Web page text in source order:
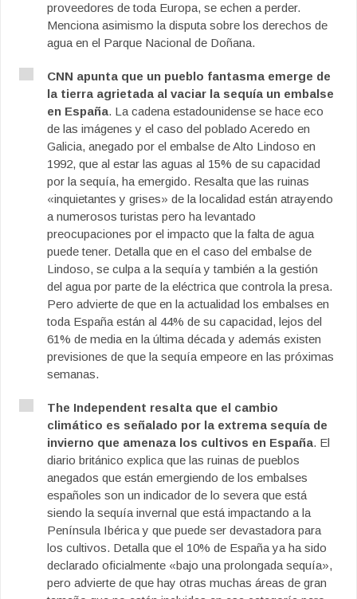
proveedores de toda Europa, se echen a perder.
Menciona asimismo la disputa sobre los derechos de
agua en el Parque Nacional de Doñana.
CNN apunta que un pueblo fantasma emerge de
la tierra agrietada al vaciar la sequía un embalse
en España. La cadena estadounidense se hace eco
de las imágenes y el caso del poblado Aceredo en
Galicia, anegado por el embalse de Alto Lindoso en
1992, que al estar las aguas al 15% de su capacidad
por la sequía, ha emergido. Resalta que las ruinas
«inquietantes y grises» de la localidad están atrayendo
a numerosos turistas pero ha levantado
preocupaciones por el impacto que la falta de agua
puede tener. Detalla que en el caso del embalse de
Lindoso, se culpa a la sequía y también a la gestión
del agua por parte de la eléctrica que controla la presa.
Pero advierte de que en la actualidad los embalses en
toda España están al 44% de su capacidad, lejos del
61% de media en la última década y además existen
previsiones de que la sequía empeore en las próximas
semanas.
The Independent resalta que el cambio
climático es señalado por la extrema sequía de
invierno que amenaza los cultivos en España. El
diario británico explica que las ruinas de pueblos
anegados que están emergiendo de los embalses
españoles son un indicador de lo severa que está
siendo la sequía invernal que está impactando a la
Península Ibérica y que puede ser devastadora para
los cultivos. Detalla que el 10% de España ya ha sido
declarado oficialmente «bajo una prolongada sequía»,
pero advierte de que hay otras muchas áreas de gran